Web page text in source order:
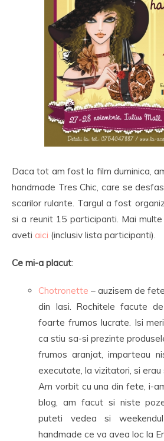
Daca tot am fost la film duminica,
handmade Tres Chic, care se
scarilor rulante. Targul a fost
si a reunit 15 participanti. Mai
aveti aici (inclusiv lista participanti).
Ce mi-a placut:
Chotronette – auzisem de
din Iasi. Rochitele facute
foarte frumos lucrate. Isi
ca stiu sa-si prezinte
frumos aranjat, imparteau
executate, la vizitatori, si
Am vorbit cu una din fete, i-
blog, am facut si niste
puteti vedea si
handmade ce va avea loc la